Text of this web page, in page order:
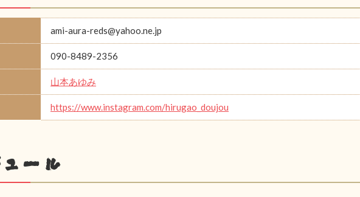
ami-aura-reds@yahoo.ne.jp
090-8489-2356
山本あゆみ
https://www.instagram.com/hirugao_doujou
ール